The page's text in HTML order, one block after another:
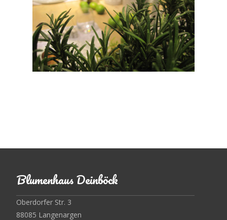
Blumenhaus Deinböck
Oberdorfer Str. 3
88085 Langenargen